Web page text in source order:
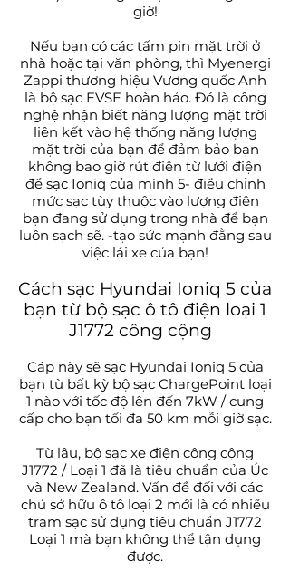
giờ!
Nếu bạn có các tấm pin mặt trời ở
nhà hoặc tại văn phòng, thì Myenergi
Zappi thương hiệu Vương quốc Anh
là bộ sạc EVSE hoàn hảo. Đó là công
nghệ nhận biết năng lượng mặt trời
liên kết vào hệ thống năng lượng
mặt trời của bạn để đảm bảo bạn
không bao giờ rút điện từ lưới điện
để sạc Ioniq của mình 5- điều chỉnh
mức sạc tùy thuộc vào lượng điện
bạn đang sử dụng trong nhà để bạn
luôn sạch sẽ. -tạo sức mạnh đằng sau
việc lái xe của bạn!
Cách sạc Hyundai Ioniq 5 của
bạn từ bộ sạc ô tô điện loại 1
J1772 công cộng
Cápnày sẽ sạc Hyundai Ioniq 5 của
bạn từ bất kỳ bộ sạc ChargePoint loại
1 nào với tốc độ lên đến 7kW / cung
cấp cho bạn tối đa 50 km mỗi giờ sạc.
Từ lâu, bộ sạc xe điện công cộng
J1772 / Loại 1 đã là tiêu chuẩn của Úc
và New Zealand. Vấn đề đối với các
chủ sở hữu ô tô loại 2 mới là có nhiều
trạm sạc sử dụng tiêu chuẩn J1772
Loại 1 mà bạn không thể tận dụng
được.